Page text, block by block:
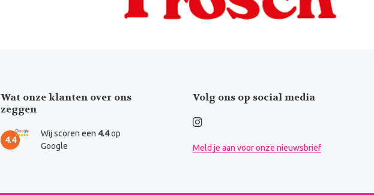
Wat onze klanten over ons
zeggen
4.4
Wij scoren een 4.4op
Google
Volg ons op social media
Meld je aan voor onze nieuwsbrief